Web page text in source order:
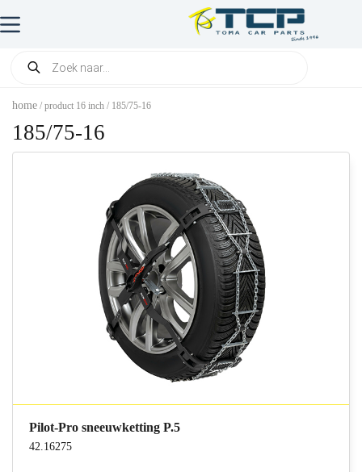
home / product 16 inch / 185/75-16
185/75-16
Pilot-Pro sneeuwketting P.5
42.16275